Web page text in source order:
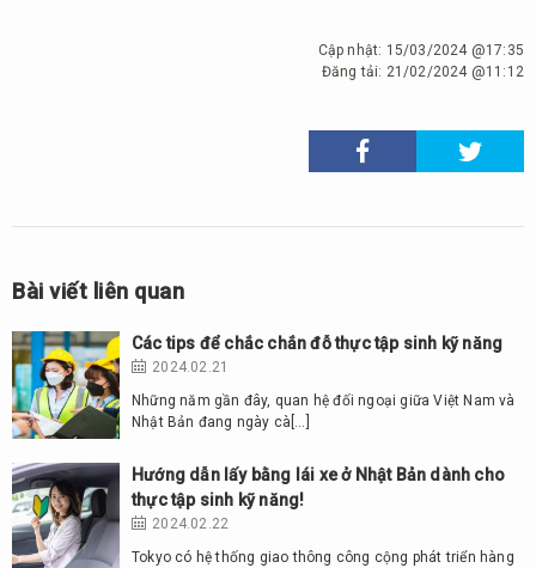
Cập nhật: 15/03/2024 @17:35
Đăng tải: 21/02/2024 @11:12
Bài viết liên quan
Các tips để chắc chắn đỗ thực tập sinh kỹ năng
2024.02.21
Những năm gần đây, quan hệ đối ngoại giữa Việt Nam và
Nhật Bản đang ngày cà[…]
Hướng dẫn lấy bằng lái xe ở Nhật Bản dành cho
thực tập sinh kỹ năng!
2024.02.22
Tokyo có hệ thống giao thông công cộng phát triển hàng